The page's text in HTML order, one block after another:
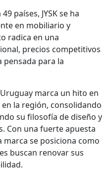
países, JYSK se ha
en mobiliario y
radica en una
precios competitivos
pensada para la
marca un hito en
la región, consolidando
su filosofía de diseño y
Con una fuerte apuesta
se posiciona como
buscan renovar sus